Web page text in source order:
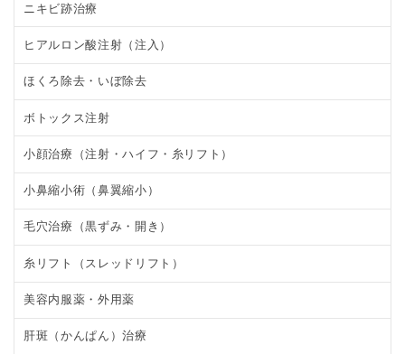
ニキビ跡治療
ヒアルロン酸注射（注入）
ほくろ除去・いぼ除去
ボトックス注射
小顔治療（注射・ハイフ・糸リフト）
小鼻縮小術（鼻翼縮小）
毛穴治療（黒ずみ・開き）
糸リフト（スレッドリフト）
美容内服薬・外用薬
肝斑（かんぱん）治療